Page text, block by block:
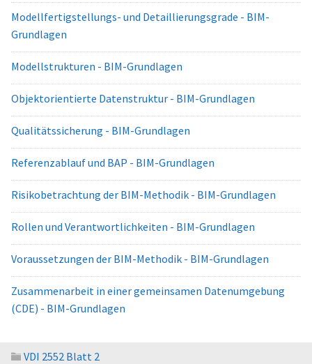
Modellfertigstellungs- und Detaillierungsgrade - BIM-
Grundlagen
Modellstrukturen - BIM-Grundlagen
Objektorientierte Datenstruktur - BIM-Grundlagen
Qualitätssicherung - BIM-Grundlagen
Referenzablauf und BAP - BIM-Grundlagen
Risikobetrachtung der BIM-Methodik - BIM-Grundlagen
Rollen und Verantwortlichkeiten - BIM-Grundlagen
Voraussetzungen der BIM-Methodik - BIM-Grundlagen
Zusammenarbeit in einer gemeinsamen Datenumgebung
(CDE) - BIM-Grundlagen
VDI 2552 Blatt 2